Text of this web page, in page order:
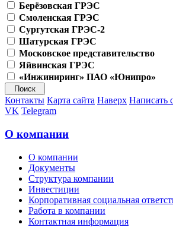
Берёзовская ГРЭС
Смоленская ГРЭС
Сургутская ГРЭС-2
Шатурская ГРЭС
Московское представительство
Яйвинская ГРЭС
«Инжиниринг» ПАО «Юнипро»
Контакты Карта сайта Наверх Написать
VK Telegram
О компании
О компании
Документы
Структура компании
Инвестиции
Корпоративная социальная
Работа в компании
Контактная информация